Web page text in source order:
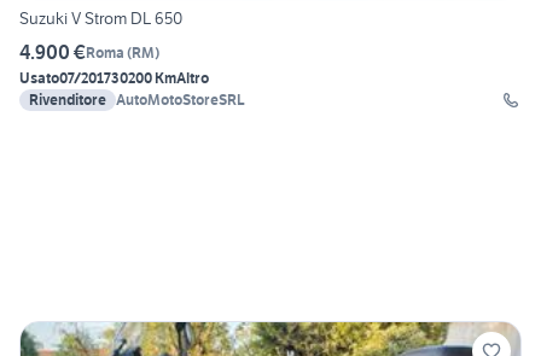
Suzuki V Strom DL 650
4.900 €Roma (RM)
Usato07/201730200 KmAltro
Rivenditore AutoMotoStoreSRL